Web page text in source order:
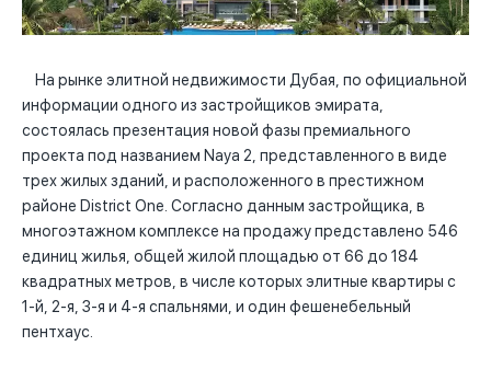
На рынке элитной недвижимости Дубая, по официальной
информации одного из застройщиков эмирата,
состоялась презентация новой фазы премиального
проекта под названием Naya 2, представленного в виде
трех жилых зданий, и расположенного в престижном
районе District One. Согласно данным застройщика, в
многоэтажном комплексе на продажу представлено 546
единиц жилья, общей жилой площадью от 66 до 184
квадратных метров, в числе которых элитные квартиры с
1-й, 2-я, 3-я и 4-я спальнями, и один фешенебельный
пентхаус.